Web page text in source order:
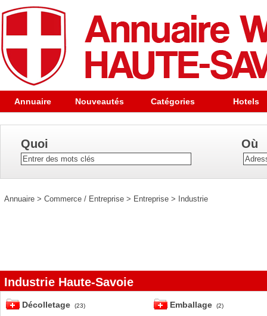
Annuaire Nouveautés Catégories Hotels
Quoi Où
Annuaire > Commerce / Entreprise > Entreprise > Industrie
Industrie Haute-Savoie
Décolletage (23) Emballage (2)